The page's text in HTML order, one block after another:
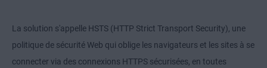
La solution s'appelle HSTS (HTTP Strict Transport Security), une
politique de sécurité Web qui oblige les navigateurs et les sites à se
connecter via des connexions HTTPS sécurisées, en toutes